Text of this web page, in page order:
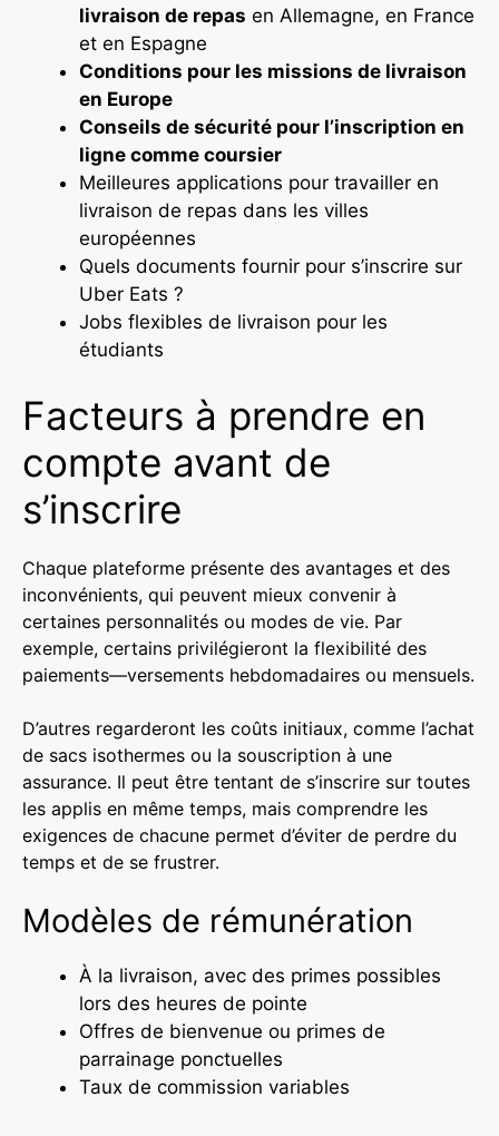
livraison de repas en Allemagne, en France
et en Espagne
Conditions pour les missions de livraison
en Europe
Conseils de sécurité pour l’inscription en
ligne comme coursier
Meilleures applications pour travailler en
livraison de repas dans les villes
européennes
Quels documents fournir pour s’inscrire sur
Uber Eats ?
Jobs flexibles de livraison pour les
étudiants
Facteurs à prendre en
compte avant de
s’inscrire
Chaque plateforme présente des avantages et des
inconvénients, qui peuvent mieux convenir à
certaines personnalités ou modes de vie. Par
exemple, certains privilégieront la flexibilité des
paiements—versements hebdomadaires ou mensuels.
D’autres regarderont les coûts initiaux, comme l’achat
de sacs isothermes ou la souscription à une
assurance. Il peut être tentant de s’inscrire sur toutes
les applis en même temps, mais comprendre les
exigences de chacune permet d’éviter de perdre du
temps et de se frustrer.
Modèles de rémunération
À la livraison, avec des primes possibles
lors des heures de pointe
Offres de bienvenue ou primes de
parrainage ponctuelles
Taux de commission variables